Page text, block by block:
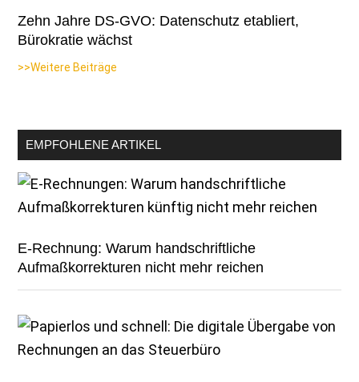
Zehn Jahre DS-GVO: Datenschutz etabliert,
Bürokratie wächst
>>Weitere Beiträge
EMPFOHLENE ARTIKEL
E-Rechnung: Warum handschriftliche
Aufmaßkorrekturen nicht mehr reichen